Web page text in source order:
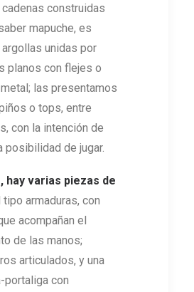
construidas
mapuche, es
argollas unidas por
planos con flejes o
las presentamos
o tops, entre
con la intención de
posibilidad de jugar.
hay varias piezas de
tipo armaduras, con
acompañan el
de las manos;
articulados, y una
portaliga con